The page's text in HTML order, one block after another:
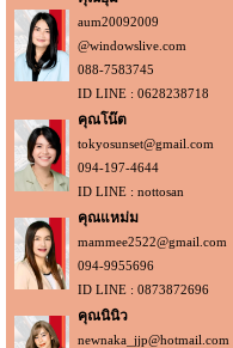
aum20092009
@windowslive.com
088-7583745
ID LINE : 0628238718
คุณโน๊ต
tokyosunset@gmail.com
094-197-4644
ID LINE : nottosan
คุณแหม่ม
mammee2522@gmail.com
094-9955696
ID LINE : 0873872696
คุณนินิว
newnaka_jjp@hotmail.com